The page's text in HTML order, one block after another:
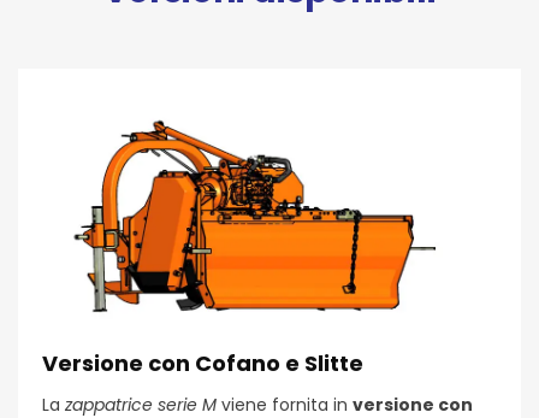
Versione con Cofano e Slitte
La zappatrice serie M viene fornita in versione con